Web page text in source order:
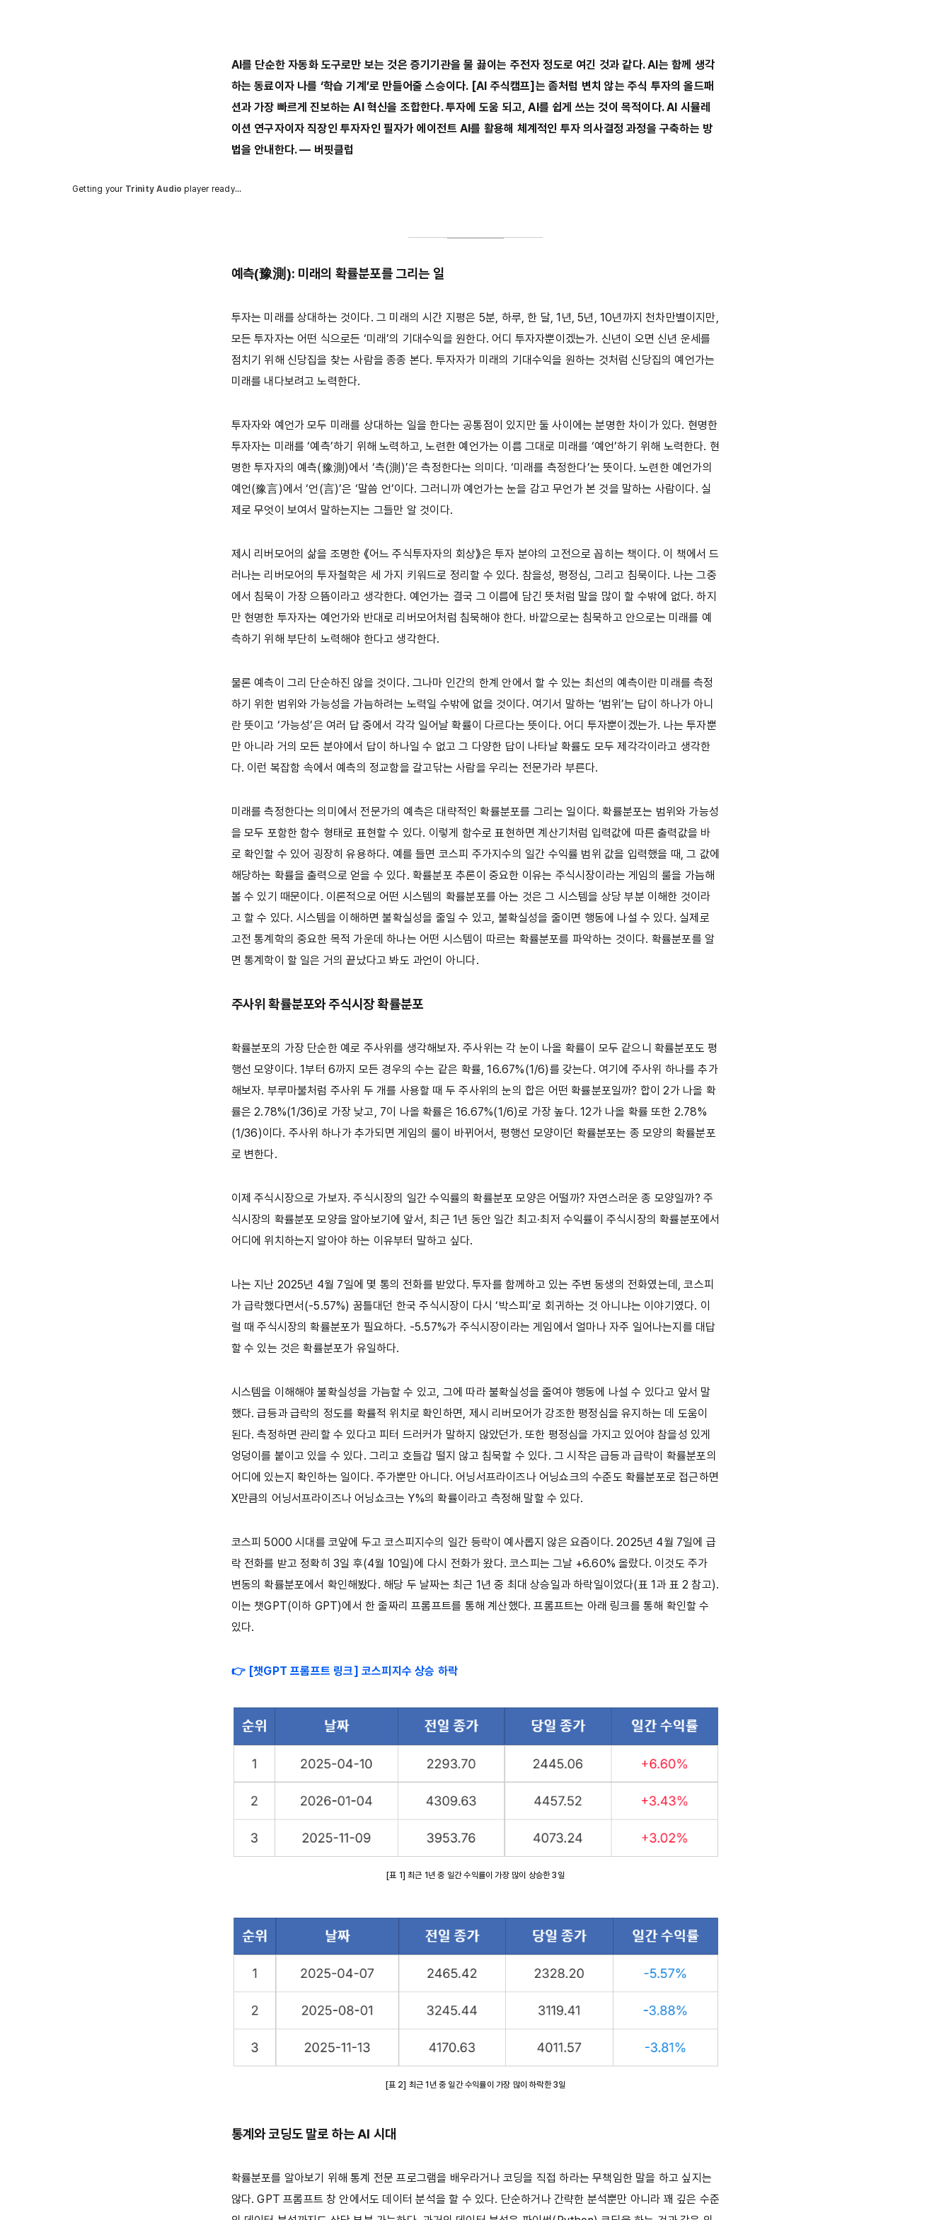
AI를 단순한 자동화 도구로만 보는 것은 증기기관을 물 끓이는 주전자 정도로 여긴 것과 같다. AI는 함께 생각
하는 동료이자 나를 ‘학습 기계’로 만들어줄 스승이다. [AI 주식캠프]는 좀처럼 변치 않는 주식 투자의 올드패
션과 가장 빠르게 진보하는 AI 혁신을 조합한다. 투자에 도움 되고, AI를 쉽게 쓰는 것이 목적이다. AI 시뮬레
이션 연구자이자 직장인 투자자인 필자가 에이전트 AI를 활용해 체계적인 투자 의사결정 과정을 구축하는 방
법을 안내한다. ― 버핏클럽
Getting your Trinity Audio player ready...
예측(豫測): 미래의 확률분포를 그리는 일
투자는 미래를 상대하는 것이다. 그 미래의 시간 지평은 5분, 하루, 한 달, 1년, 5년, 10년까지 천차만별이지만,
모든 투자자는 어떤 식으로든 ‘미래’의 기대수익을 원한다. 어디 투자자뿐이겠는가. 신년이 오면 신년 운세를
점치기 위해 신당집을 찾는 사람을 종종 본다. 투자자가 미래의 기대수익을 원하는 것처럼 신당집의 예언가는
미래를 내다보려고 노력한다.
투자자와 예언가 모두 미래를 상대하는 일을 한다는 공통점이 있지만 둘 사이에는 분명한 차이가 있다. 현명한
투자자는 미래를 ‘예측’하기 위해 노력하고, 노련한 예언가는 이름 그대로 미래를 ‘예언’하기 위해 노력한다. 현
명한 투자자의 예측(豫測)에서 ‘측(測)’은 측정한다는 의미다. ‘미래를 측정한다’는 뜻이다. 노련한 예언가의
예언(豫言)에서 ‘언(言)’은 ‘말씀 언’이다. 그러니까 예언가는 눈을 감고 무언가 본 것을 말하는 사람이다. 실
제로 무엇이 보여서 말하는지는 그들만 알 것이다.
제시 리버모어의 삶을 조명한 《어느 주식투자자의 회상》은 투자 분야의 고전으로 꼽히는 책이다. 이 책에서 드
러나는 리버모어의 투자철학은 세 가지 키워드로 정리할 수 있다. 참을성, 평정심, 그리고 침묵이다. 나는 그중
에서 침묵이 가장 으뜸이라고 생각한다. 예언가는 결국 그 이름에 담긴 뜻처럼 말을 많이 할 수밖에 없다. 하지
만 현명한 투자자는 예언가와 반대로 리버모어처럼 침묵해야 한다. 바깥으로는 침묵하고 안으로는 미래를 예
측하기 위해 부단히 노력해야 한다고 생각한다.
물론 예측이 그리 단순하진 않을 것이다. 그나마 인간의 한계 안에서 할 수 있는 최선의 예측이란 미래를 측정
하기 위한 범위와 가능성을 가늠하려는 노력일 수밖에 없을 것이다. 여기서 말하는 ‘범위’는 답이 하나가 아니
란 뜻이고 ‘가능성’은 여러 답 중에서 각각 일어날 확률이 다르다는 뜻이다. 어디 투자뿐이겠는가. 나는 투자뿐
만 아니라 거의 모든 분야에서 답이 하나일 수 없고 그 다양한 답이 나타날 확률도 모두 제각각이라고 생각한
다. 이런 복잡함 속에서 예측의 정교함을 갈고닦는 사람을 우리는 전문가라 부른다.
미래를 측정한다는 의미에서 전문가의 예측은 대략적인 확률분포를 그리는 일이다. 확률분포는 범위와 가능성
을 모두 포함한 함수 형태로 표현할 수 있다. 이렇게 함수로 표현하면 계산기처럼 입력값에 따른 출력값을 바
로 확인할 수 있어 굉장히 유용하다. 예를 들면 코스피 주가지수의 일간 수익률 범위 값을 입력했을 때, 그 값에
해당하는 확률을 출력으로 얻을 수 있다. 확률분포 추론이 중요한 이유는 주식시장이라는 게임의 룰을 가늠해
볼 수 있기 때문이다. 이론적으로 어떤 시스템의 확률분포를 아는 것은 그 시스템을 상당 부분 이해한 것이라
고 할 수 있다. 시스템을 이해하면 불확실성을 줄일 수 있고, 불확실성을 줄이면 행동에 나설 수 있다. 실제로
고전 통계학의 중요한 목적 가운데 하나는 어떤 시스템이 따르는 확률분포를 파악하는 것이다. 확률분포를 알
면 통계학이 할 일은 거의 끝났다고 봐도 과언이 아니다.
주사위 확률분포와 주식시장 확률분포
확률분포의 가장 단순한 예로 주사위를 생각해보자. 주사위는 각 눈이 나올 확률이 모두 같으니 확률분포도 평
행선 모양이다. 1부터 6까지 모든 경우의 수는 같은 확률, 16.67%(1/6)를 갖는다. 여기에 주사위 하나를 추가
해보자. 부루마불처럼 주사위 두 개를 사용할 때 두 주사위의 눈의 합은 어떤 확률분포일까? 합이 2가 나올 확
률은 2.78%(1/36)로 가장 낮고, 7이 나올 확률은 16.67%(1/6)로 가장 높다. 12가 나올 확률 또한 2.78%
(1/36)이다. 주사위 하나가 추가되면 게임의 룰이 바뀌어서, 평행선 모양이던 확률분포는 종 모양의 확률분포
로 변한다.
이제 주식시장으로 가보자. 주식시장의 일간 수익률의 확률분포 모양은 어떨까? 자연스러운 종 모양일까? 주
식시장의 확률분포 모양을 알아보기에 앞서, 최근 1년 동안 일간 최고·최저 수익률이 주식시장의 확률분포에서
어디에 위치하는지 알아야 하는 이유부터 말하고 싶다.
나는 지난 2025년 4월 7일에 몇 통의 전화를 받았다. 투자를 함께하고 있는 주변 동생의 전화였는데, 코스피
가 급락했다면서(-5.57%) 꿈틀대던 한국 주식시장이 다시 ‘박스피’로 회귀하는 것 아니냐는 이야기였다. 이
럴 때 주식시장의 확률분포가 필요하다. -5.57%가 주식시장이라는 게임에서 얼마나 자주 일어나는지를 대답
할 수 있는 것은 확률분포가 유일하다.
시스템을 이해해야 불확실성을 가늠할 수 있고, 그에 따라 불확실성을 줄여야 행동에 나설 수 있다고 앞서 말
했다. 급등과 급락의 정도를 확률적 위치로 확인하면, 제시 리버모어가 강조한 평정심을 유지하는 데 도움이
된다. 측정하면 관리할 수 있다고 피터 드러커가 말하지 않았던가. 또한 평정심을 가지고 있어야 참을성 있게
엉덩이를 붙이고 있을 수 있다. 그리고 호들갑 떨지 않고 침묵할 수 있다. 그 시작은 급등과 급락이 확률분포의
어디에 있는지 확인하는 일이다. 주가뿐만 아니다. 어닝서프라이즈나 어닝쇼크의 수준도 확률분포로 접근하면
X만큼의 어닝서프라이즈나 어닝쇼크는 Y%의 확률이라고 측정해 말할 수 있다.
코스피 5000 시대를 코앞에 두고 코스피지수의 일간 등락이 예사롭지 않은 요즘이다. 2025년 4월 7일에 급
락 전화를 받고 정확히 3일 후(4월 10일)에 다시 전화가 왔다. 코스피는 그날 +6.60% 올랐다. 이것도 주가
변동의 확률분포에서 확인해봤다. 해당 두 날짜는 최근 1년 중 최대 상승일과 하락일이었다(표 1과 표 2 참고).
이는 챗GPT(이하 GPT)에서 한 줄짜리 프롬프트를 통해 계산했다. 프롬프트는 아래 링크를 통해 확인할 수
있다.
👉 [챗GPT 프롬프트 링크] 코스피지수 상승 하락
[표 1] 최근 1년 중 일간 수익률이 가장 많이 상승한 3일
[표 2] 최근 1년 중 일간 수익률이 가장 많이 하락한 3일
통계와 코딩도 말로 하는 AI 시대
확률분포를 알아보기 위해 통계 전문 프로그램을 배우라거나 코딩을 직접 하라는 무책임한 말을 하고 싶지는
않다. GPT 프롬프트 창 안에서도 데이터 분석을 할 수 있다. 단순하거나 간략한 분석뿐만 아니라 꽤 깊은 수준